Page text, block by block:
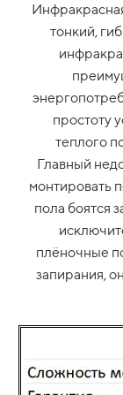
тонкий,
простоту
теплого
Главный
монтировать
пола боятся
плёночные
запирания,